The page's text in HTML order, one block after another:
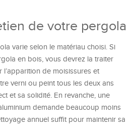
de votre pergola
varie selon le matériau choisi. Si
en bois, vous devrez la traiter
de moisissures et
verni ou peint tous les deux ans
et sa solidité. En revanche, une
demande beaucoup moins
annuel suffit pour maintenir sa